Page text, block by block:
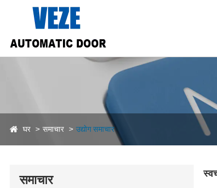
घर समाचार उद्योग समाचार
समाचार